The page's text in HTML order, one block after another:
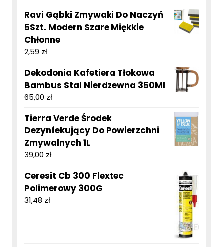
Ravi Gąbki Zmywaki Do Naczyń
5Szt. Modern Szare Miękkie
Chłonne
2,59 zł
Dekodonia Kafetiera Tłokowa
Bambus Stal Nierdzewna 350Ml
65,00 zł
Tierra Verde Środek
Dezynfekujący Do Powierzchni
Zmywalnych 1L
39,00 zł
Ceresit Cb 300 Flextec
Polimerowy 300G
31,48 zł